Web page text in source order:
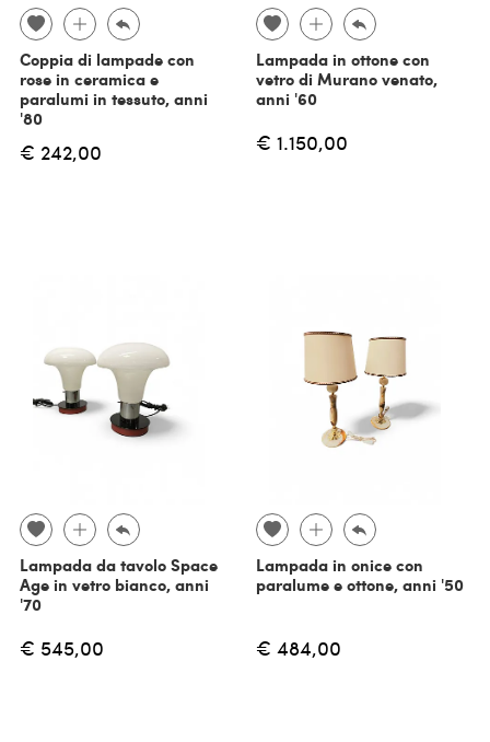
Coppia di lampade con
rose in ceramica e
paralumi in tessuto, anni
'80
€ 242,00
Lampada in ottone con
vetro di Murano venato,
anni '60
€ 1.150,00
Lampada da tavolo Space
Age in vetro bianco, anni
'70
€ 545,00
Lampada in onice con
paralume e ottone, anni '50
€ 484,00